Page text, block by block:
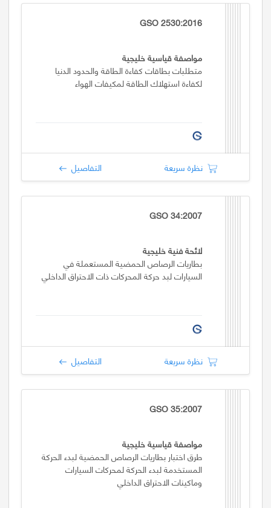
GSO 2530:2016
مواصفة قياسية خليجية
متطلبات بطاقات كفاءة الطاقة والحدود الدنيا
لكفاءة استهلاك الطاقة لمكيفات الهواء
نظرة سريعة التفاصيل
GSO 34:2007
لائحة فنية خليجية
بطاريات الرصاص الحمضية المستعملة في
السيارات لبد حركة المحركات ذات الاحتراق الداخلي
نظرة سريعة التفاصيل
GSO 35:2007
مواصفة قياسية خليجية
طرق اختبار بطاريات الرصاص الحمضية لبدء الحركة
المستخدمة لبدء الحركة لمحركات السيارات
وماكينات الاحتراق الداخلي